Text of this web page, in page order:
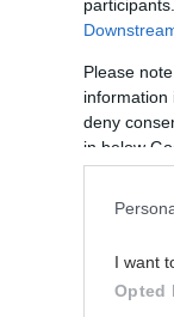
Please
information
deny
in below
I want
Opted
Αθήνα Τ.Κ.
Υγεία
1ος